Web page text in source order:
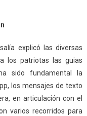
explicó las diversas
los patriotas las guias
sido fundamental la
los mensajes de texto
en articulación con el
varios recorridos para